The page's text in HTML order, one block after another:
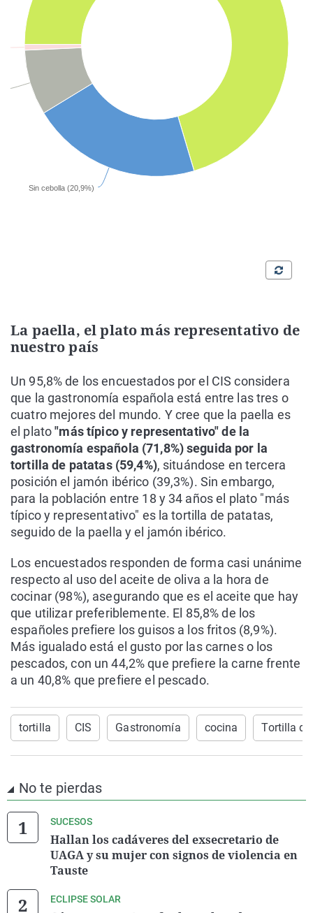
La paella, el plato más representativo de
nuestro país
Un 95,8% de los encuestados por el CIS considera
que la gastronomía española está entre las tres o
cuatro mejores del mundo. Y cree que la paella es
el plato"más típico y representativo" de la
gastronomía española (71,8%) seguida por la
tortilla de patatas (59,4%), situándose en tercera
posición el jamón ibérico (39,3%). Sin embargo,
para la población entre 18 y 34 años el plato "más
típico y representativo" es la tortilla de patatas,
seguido de la paella y el jamón ibérico.
Los encuestados responden de forma casi unánime
respecto al uso del aceite de oliva a la hora de
cocinar (98%), asegurando que es el aceite que hay
que utilizar preferiblemente. El 85,8% de los
españoles prefiere los guisos a los fritos (8,9%).
Más igualado está el gusto por las carnes o los
pescados, con un 44,2% que prefiere la carne frente
a un 40,8% que prefiere el pescado.
tortilla CIS Gastronomía cocina Tortilla
No te pierdas
SUCESOS
Hallan los cadáveres del exsecretario de
UAGA y su mujer con signos de violencia en
Tauste
ECLIPSE SOLAR